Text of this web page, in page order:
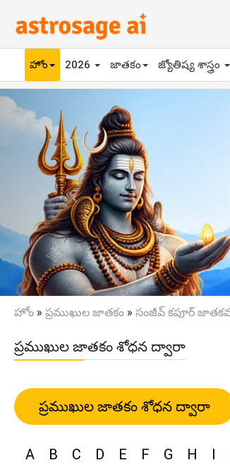
హోం 2026 జాతకం జ్యోతిష్య శాస్త్రం
Previous
హోం » ప్రముఖుల జాతకం » సంజీవ్ కపూర్
ప్రముఖుల జాతకం శోధన ద్వారా
ప్రముఖుల జాతకం శోధన ద్వారా
A B C D E F G H I